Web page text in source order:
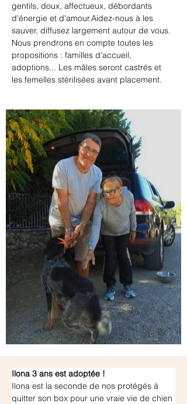
gentils, doux, affectueux, débordants
d'énergie et d'amour.Aidez-nous à les
sauver, diffusez largement autour de vous.
Nous prendrons en compte toutes les
propositions : familles d'accueil,
adoptions... Les mâles seront castrés et
les femelles stérilisées avant placement.
Ilona 3 ans est adoptée !
Ilona est la seconde de nos protégés à
quitter son box pour une vraie vie de chien